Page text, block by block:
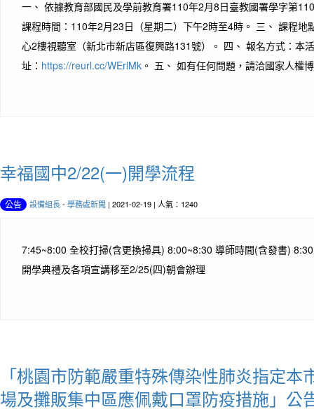
一、 依據教育部國民及學前教育署110年2月8日臺教國署學字第
課程時間：110年2月23日（星期二）下午2時至4時。 三、 課程地
心2樓視聽室（新北市新店區復興路131號）。 四、 報名方式：本
址： https://reurl.cc/WErlMk 。 五、 如有任何問題，請洽國家人權
幸福國中2/22(一)開學流程
公告 設備組長- 學務處新聞 | 2021-02-19 | 人氣：1240
7:45~8:00 全校打掃(含更換掃具) 8:00~8:30 導師時間(含發書)
開學典禮及各項宣講移至2/25(四)朝會辦理
「桃園市防範嚴重特殊傳染性肺炎指定本
場及攤販集中區應佩戴口罩防疫措施」公